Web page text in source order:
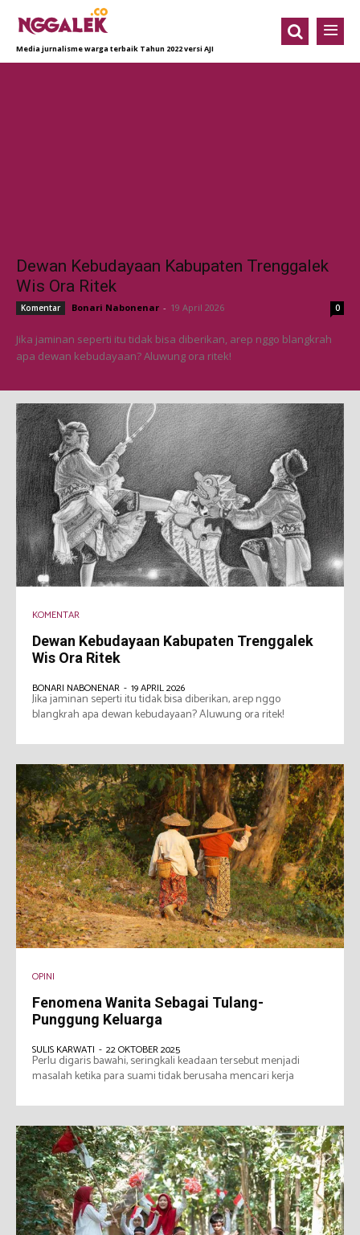
Media jurnalisme warga terbaik Tahun 2022 versi AJI
Dewan Kebudayaan Kabupaten Trenggalek
Wis Ora Ritek
Komentar Bonari Nabonenar - 19 April 2026 0
Jika jaminan seperti itu tidak bisa diberikan, arep nggo blangkrah
apa dewan kebudayaan? Aluwung ora ritek!
KOMENTAR
Dewan Kebudayaan Kabupaten Trenggalek
Wis Ora Ritek
BONARI NABONENAR - 19 APRIL 2026
Jika jaminan seperti itu tidak bisa diberikan, arep nggo
blangkrah apa dewan kebudayaan? Aluwung ora ritek!
OPINI
Fenomena Wanita Sebagai Tulang-
Punggung Keluarga
SULIS KARWATI - 22 OKTOBER 2025
Perlu digaris bawahi, seringkali keadaan tersebut menjadi
masalah ketika para suami tidak berusaha mencari kerja